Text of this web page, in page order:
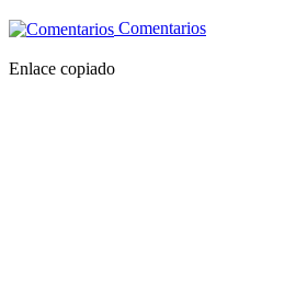
Comentarios
Enlace copiado